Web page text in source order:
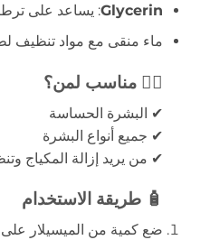
Glycerin: يساعد على
ماء منقى مع مواد تنظيف
👩‍⚕️ مناسب لمن؟
✔ البشرة الحساسة
✔ جميع أنواع البشرة
✔ من يريد إزالة المكياج
🧴 طريقة الاستخدام
ضع كمية من الميسيلار على